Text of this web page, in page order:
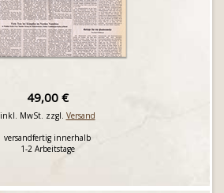
49,00 €
inkl. MwSt. zzgl. Versand
versandfertig innerhalb
1-2 Arbeitstage